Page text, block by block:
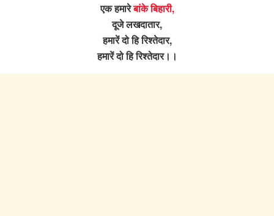
एक हमारेबांके बिहारी,
दूजे लखदातार,
हमारें दो हि रिश्तेदार,
हमारें दो हि रिश्तेदार।।